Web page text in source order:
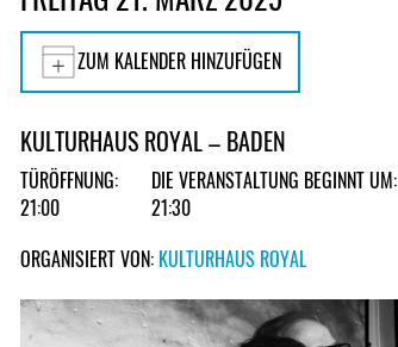
ZUM KALENDER HINZUFÜGEN
KULTURHAUS ROYAL – BADEN
TÜRÖFFNUNG:
21:00
DIE VERANSTALTUNG BEGINNT UM:
21:30
ORGANISIERT VON: KULTURHAUS ROYAL